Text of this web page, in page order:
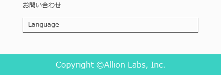
お問い合わせ
Language
Copyright ©Allion Labs, Inc.